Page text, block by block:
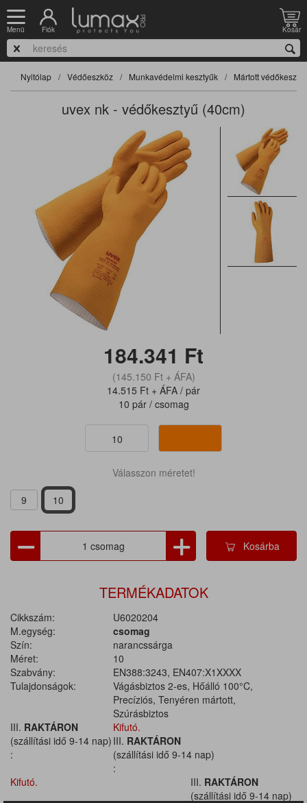
Menü Fiók Kosár
Nyitólap Védőeszköz Munkavédelmi kesztyűk Mártott védőkesztyű
uvex nk - védőkesztyű (40cm)
184.341 Ft
(145.150 Ft+ ÁFA)
14.515 Ft + ÁFA / pár
10 pár / csomag
10
Válasszon méretet!
9
10
Kosárba
TERMÉKADATOK
Cikkszám:
U6020204
M.egység:
csomag
Szín:
narancssárga
Méret:
10
Szabvány:
EN388:3243, EN407:X1XXXX
Tulajdonságok:
Vágásbiztos 2-es, Hőálló 100°C,
Precíziós, Tenyéren mártott,
Szúrásbiztos
III. RAKTÁRON
(szállítási idő 9-14 nap)
:
Kifutó.
III. RAKTÁRON
(szállítási idő 9-14 nap)
:
Kifutó.
III. RAKTÁRON
(szállítási idő 9-14 nap)